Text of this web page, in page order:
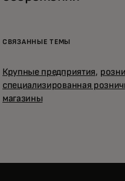
СВЯЗАННЫЕ ТЕМЫ
Крупные предприятия,
специализированная
магазины